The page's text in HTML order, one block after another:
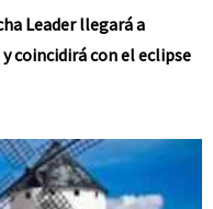
Leader llegará a
coincidirá con el eclipse